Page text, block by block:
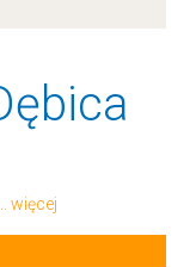
... więcej